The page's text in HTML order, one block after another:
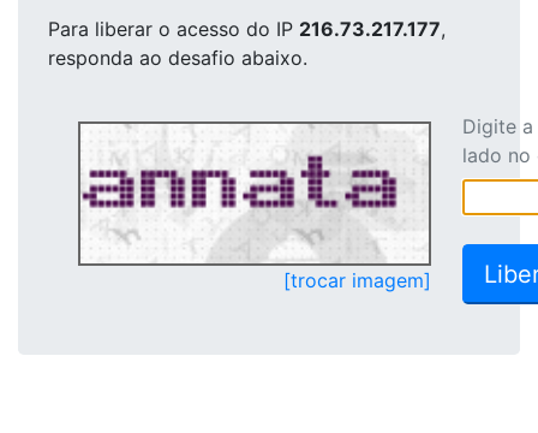
Para liberar o acesso do IP 216.73.217.177,
responda ao desafio abaixo.
[trocar imagem]
Digite
lado no